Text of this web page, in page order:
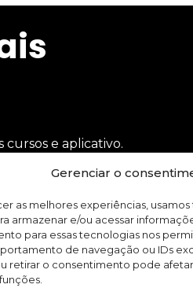
Gerenciar o
as melhores experiências,
armazenar e/ou acessar
para essas tecnologias nos
de navegação ou IDs
retirar o consentimento pode
cursos e aplicativo.